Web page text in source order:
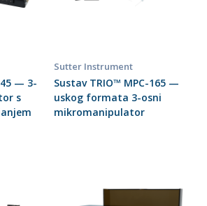
— 3-
s
Sutter Instrument
Sustav TRIO™ MPC-165 —
uskog formata 3-osni
mikromanipulator